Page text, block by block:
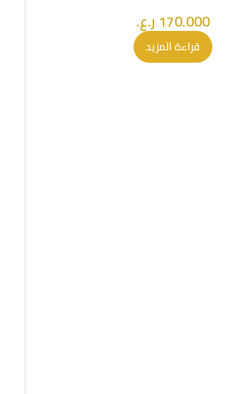
170.000 ر.ع.
قراءة المزيد